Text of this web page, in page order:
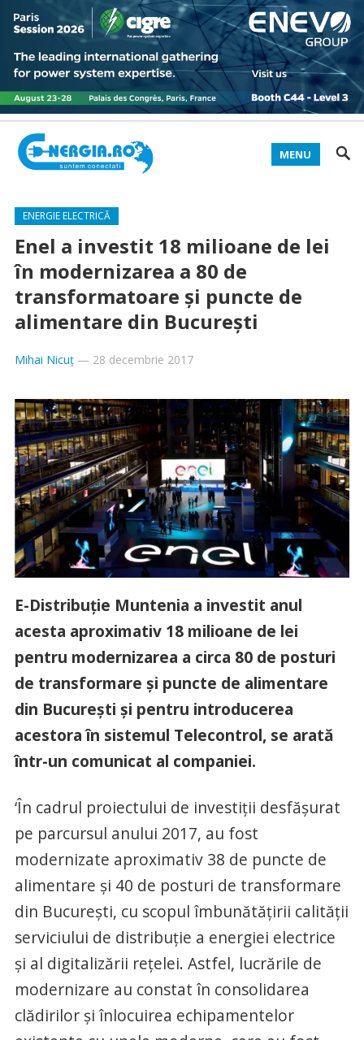
MENU
ENERGIE ELECTRICĂ
Enel a investit 18 milioane de lei
în modernizarea a 80 de
transformatoare şi puncte de
alimentare din Bucureşti
Mihai Nicuț— 28 decembrie 2017
E-Distribuţie Muntenia a investit anul
acesta aproximativ 18 milioane de lei
pentru modernizarea a circa 80 de posturi
de transformare şi puncte de alimentare
din Bucureşti şi pentru introducerea
acestora în sistemul Telecontrol, se arată
într-un comunicat al companiei.
‘În cadrul proiectului de investiţii desfăşurat
pe parcursul anului 2017, au fost
modernizate aproximativ 38 de puncte de
alimentare şi 40 de posturi de transformare
din Bucureşti, cu scopul îmbunătăţirii calităţii
serviciului de distribuţie a energiei electrice
şi al digitalizării reţelei. Astfel, lucrările de
modernizare au constat în consolidarea
clădirilor şi înlocuirea echipamentelor